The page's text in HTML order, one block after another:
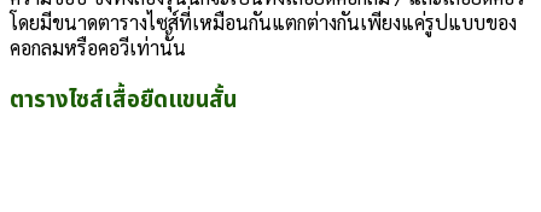
โดยมีขนาดตารางไซส์ที่เหมือนกันแตกต่างกันเพียงแค่รูปแบบของ
คอกลมหรือคอวีเท่านั้น
ตารางไซส์เสื้อยืดแขนสั้น